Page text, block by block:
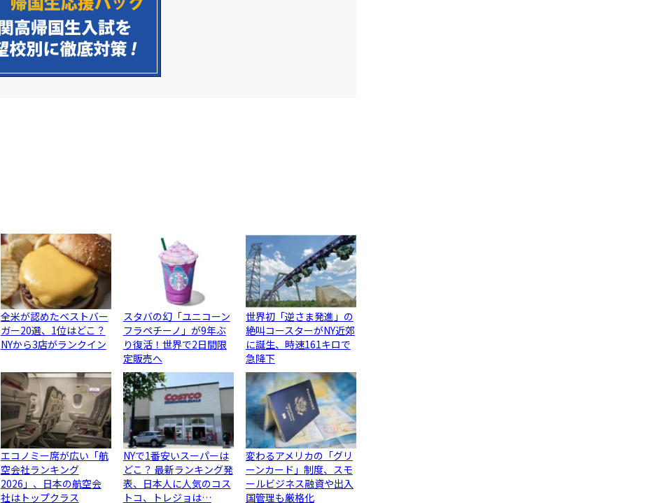
全米が認めたベストバー
ガー20選、1位はどこ？
NYから3店がランクイン
スタバの幻「ユニコーン
フラペチーノ」が9年ぶ
り復活！世界で2日間限
定販売へ
世界初「逆さま発進」の
絶叫コースターがNY近郊
に誕生、時速161キロで
急降下
エコノミー席が広い「航
空会社ランキング
2026」、日本の航空会
社はトップクラス
NYで1番安いスーパーは
どこ？ 最新ランキング発
表、日本人に人気のコス
トコ、トレジョは…
変わるアメリカの「グリ
ーンカード」制度、スモ
ールビジネス融資や出入
国管理も厳格化